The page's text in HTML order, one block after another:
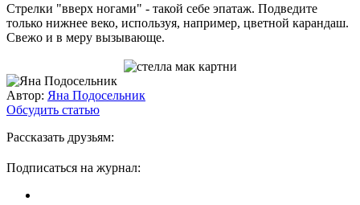
Стрелки "вверх ногами" - такой себе эпатаж. Подведите
только нижнее веко, используя, например, цветной карандаш.
Свежо и в меру вызывающе.
Автор: Яна Подосельник
Обсудить статью
Рассказать друзьям:
Подписаться на журнал: